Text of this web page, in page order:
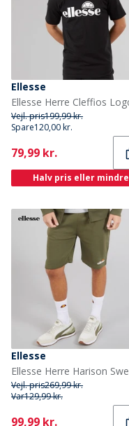
Ellesse
Vejl. pris199,99 kr.
Spare120,00 kr.
Current
79,99 kr.
Halv pris eller mindre
Ellesse
Vejl. pris269,99 kr.
Var129,99 kr.
Current
99,99 kr.